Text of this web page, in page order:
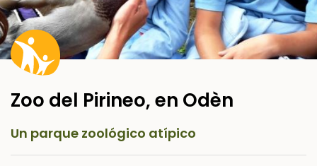
Zoo del Pirineo, en Odèn
Un parque zoológico atípico